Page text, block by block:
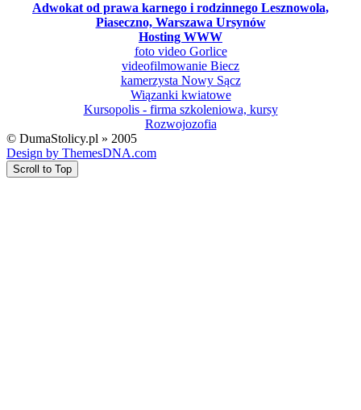
Adwokat od prawa karnego i rodzinnego Lesznowola,
Piaseczno, Warszawa Ursynów
Hosting WWW
foto video Gorlice
videofilmowanie Biecz
kamerzysta Nowy Sącz
Wiązanki kwiatowe
Kursopolis - firma szkoleniowa, kursy
Rozwojozofia
© DumaStolicy.pl » 2005
Design by ThemesDNA.com
Scroll to Top